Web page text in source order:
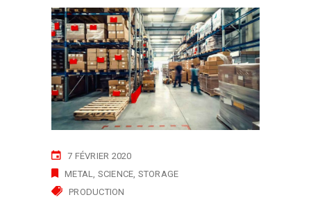
7 FÉVRIER 2020
METAL
SCIENCE STORAGE
PRODUCTION